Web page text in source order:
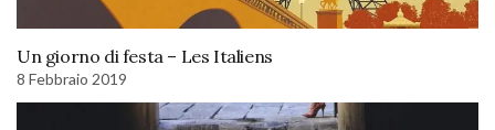
Un giorno di festa – Les Italiens
8 Febbraio 2019